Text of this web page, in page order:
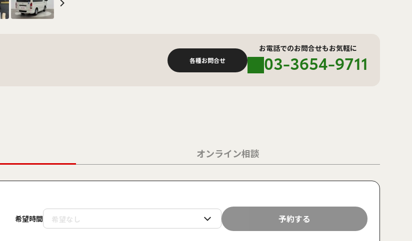
各種お問合せ
お電話でのお問合せもお気軽に
03-3654-9711
オンライン相談
日 月
17
火
18 19 20 21 22 23
月
24
木
希望時間 予約する